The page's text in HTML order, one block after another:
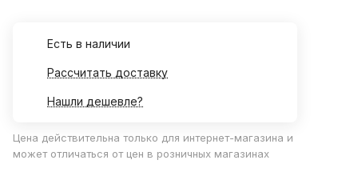
Есть в наличии
Рассчитать доставку
Нашли дешевле?
Цена действительна только для интернет-магазина и
может отличаться от цен в розничных магазинах